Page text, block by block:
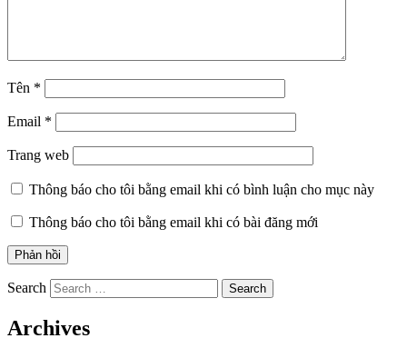
Tên *
Email *
Trang web
Thông báo cho tôi bằng email khi có bình luận cho mục này
Thông báo cho tôi bằng email khi có bài đăng mới
Search
Archives